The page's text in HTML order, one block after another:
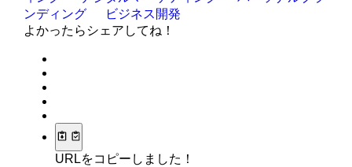
ンディング
ビジネス開発
よかったらシェアしてね！
URLをコピーしました！